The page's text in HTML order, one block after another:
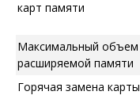
карт памяти
Максимальный объем
расширяемой памяти
Горячая замена карты